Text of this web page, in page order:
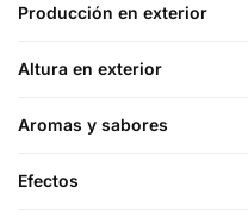
Producción en exterior
Altura en exterior
Aromas y sabores
Efectos